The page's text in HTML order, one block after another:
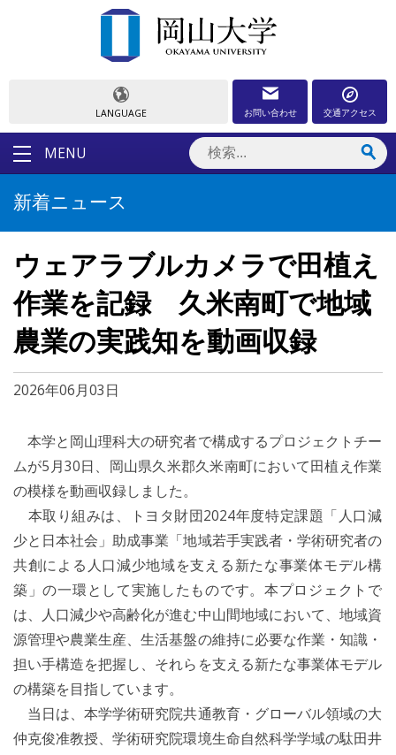
LANGUAGE お問い合わせ 交通アクセス
MENU
新着ニュース
ウェアラブルカメラで田植え
作業を記録 久米南町で地域
農業の実践知を動画収録
2026年06月03日
本学と岡山理科大の研究者で構成するプロジェクトチー
ムが5月30日、岡山県久米郡久米南町において田植え作業
の模様を動画収録しました。
本取り組みは、トヨタ財団2024年度特定課題「人口減
少と日本社会」助成事業「地域若手実践者・学術研究者の
共創による人口減少地域を支える新たな事業体モデル構
築」の一環として実施したものです。本プロジェクトで
は、人口減少や高齢化が進む中山間地域において、地域資
源管理や農業生産、生活基盤の維持に必要な作業・知識・
担い手構造を把握し、それらを支える新たな事業体モデル
の構築を目指しています。
当日は、本学学術研究院共通教育・グローバル領域の大
仲克俊准教授、学術研究院環境生命自然科学学域の駄田井